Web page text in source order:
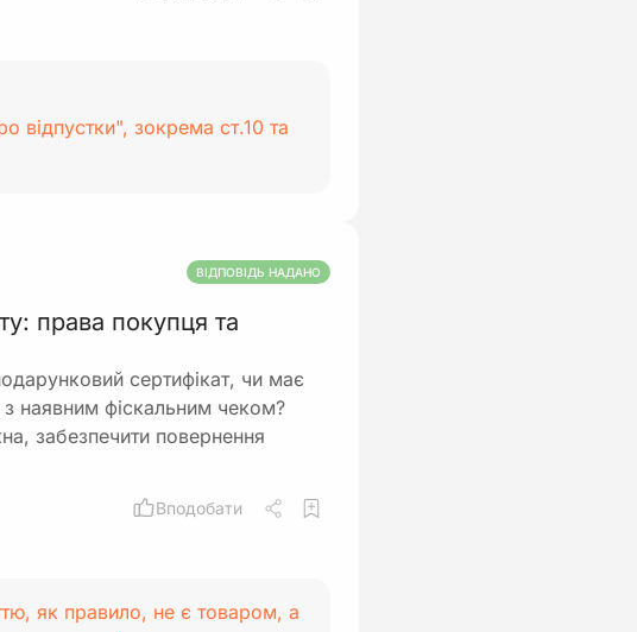
відпустки", зокрема ст.10 та
ВІДПОВІДЬ НАДАНО
права покупця та
сертифікат, чи має
наявним фіскальним чеком?
забезпечити повернення
Вподобати
як правило, не є товаром, а